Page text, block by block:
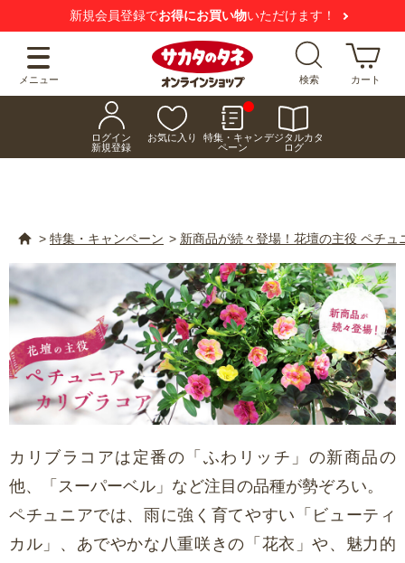
【注意喚起】悪質な偽サイトにご注意ください
メニュー 検索 カート
ログイン
新規登録
お気に入り
特集・キャン
ペーン
デジタルカタ
ログ
> 特集・キャンペーン > 新商品が続々登場！花壇の主役 ペチュ
カリブラコアは定番の「ふわリッチ」の新商品の
他、「スーパーベル」など注目の品種が勢ぞろい。
ペチュニアでは、雨に強く育てやすい「ビューティ
カル」、あでやかな八重咲きの「花衣」や、魅力的